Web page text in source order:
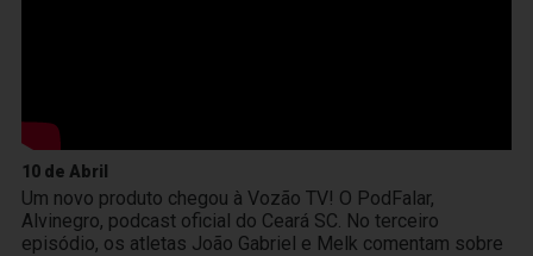
10 de Abril
Um novo produto chegou à Vozão TV! O PodFalar,
Alvinegro, podcast oficial do Ceará SC. No terceiro
episódio, os atletas João Gabriel e Melk comentam sobre